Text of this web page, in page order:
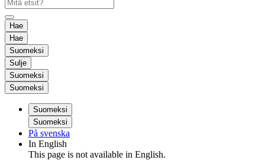
Hae
Hae
Suomeksi
Sulje
Suomeksi
Suomeksi
Suomeksi
Suomeksi
På svenska
In English
This page is not available in English.